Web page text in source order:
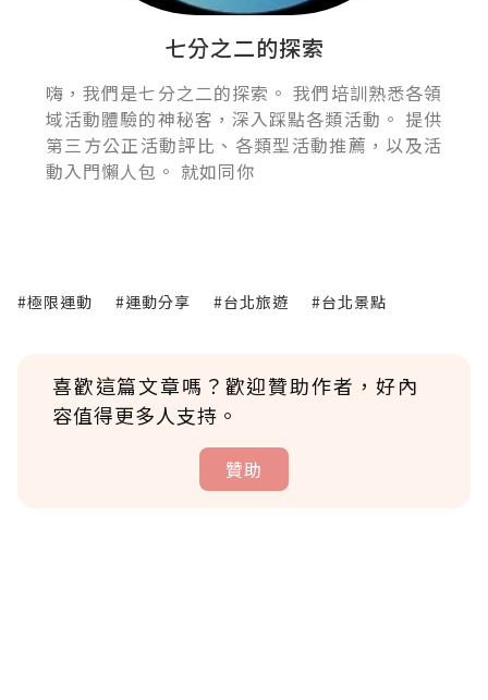
七分之二的探索
嗨，我們是七分之二的探索。 我們培訓熟悉各領
域活動體驗的神秘客，深入踩點各類活動。 提供
第三方公正活動評比、各類型活動推薦，以及活
動入門懶人包。 就如同你
#極限運動 #運動分享 #台北旅遊 #台北景點
喜歡這篇文章嗎？歡迎贊助作者，好內
容值得更多人支持。
贊助